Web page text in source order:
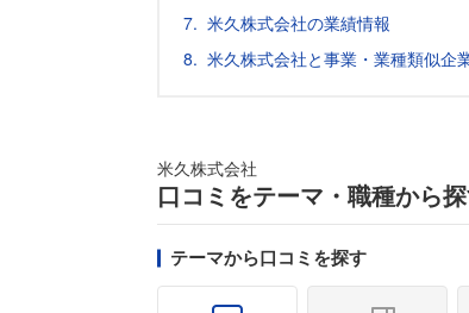
米久株式会社の業績情報
米久株式会社と事業・業種類似企
米久株式会社
口コミをテーマ・職種から
テーマから口コミを探す